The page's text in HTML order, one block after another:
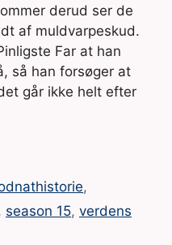
derud ser de
af muldvarpeskud.
Far at han
så han forsøger at
går ikke helt efter
,
season 15, verdens